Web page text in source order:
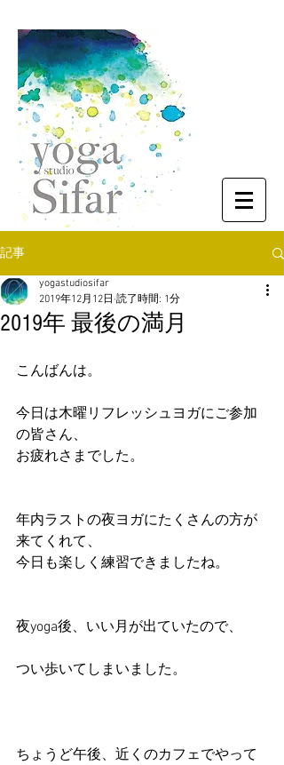
記事
2019年 最後の満月
yogastudiosifar
2019年12月12日 読了時間: 1分
こんばんは。
今日は木曜リフレッシュヨガにご参加
の皆さん、
お疲れさまでした。
年内ラストの夜ヨガにたくさんの方が
来てくれて、
今日も楽しく練習できましたね。
夜yoga後、いい月が出ていたので、
つい歩いてしまいました。
ちょうど午後、近くのカフェでやって